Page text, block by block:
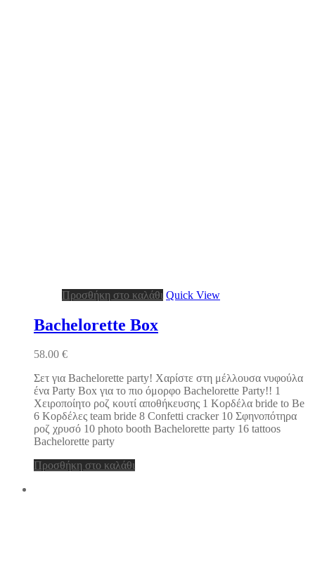
Προσθήκη στο καλάθι Quick View
Bachelorette Box
58.00 €
Σετ για Bachelorette party! Χαρίστε στη μέλλουσα νυφούλα
ένα Party Box για το πιο όμορφο Bachelorette Party!! 1
Χειροποίητο ροζ κουτί αποθήκευσης 1 Κορδέλα bride to Be
6 Κορδέλες team bride 8 Confetti cracker 10 Σφηνοπότηρα
ροζ χρυσό 10 photo booth Bachelorette party 16 tattoos
Bachelorette party
Προσθήκη στο καλάθι